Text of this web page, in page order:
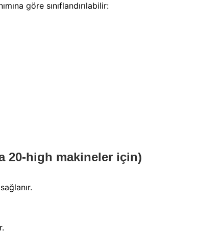
göre sınıflandırılabilir:
20-high makineler için)